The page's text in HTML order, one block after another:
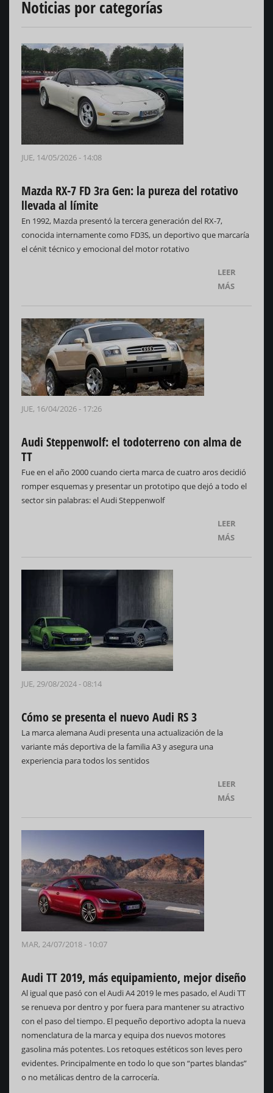
Noticias por categorías
JUE, 14/05/2026 - 14:08
Mazda RX-7 FD 3ra Gen: la pureza del rotativo
llevada al límite
En 1992, Mazda presentó la tercera generación del RX-7,
conocida internamente como FD3S, un deportivo que marcaría
el cénit técnico y emocional del motor rotativo
LEER
MÁS
JUE, 16/04/2026 - 17:26
Audi Steppenwolf: el todoterreno con alma de
TT
Fue en el año 2000 cuando cierta marca de cuatro aros decidió
romper esquemas y presentar un prototipo que dejó a todo el
sector sin palabras: el Audi Steppenwolf
LEER
MÁS
JUE, 29/08/2024 - 08:14
Cómo se presenta el nuevo Audi RS 3
La marca alemana Audi presenta una actualización de la
variante más deportiva de la familia A3 y asegura una
experiencia para todos los sentidos
LEER
MÁS
MAR, 24/07/2018 - 10:07
Audi TT 2019, más equipamiento, mejor diseño
Al igual que pasó con el Audi A4 2019 le mes pasado, el Audi TT
se renueva por dentro y por fuera para mantener su atractivo
con el paso del tiempo. El pequeño deportivo adopta la nueva
nomenclatura de la marca y equipa dos nuevos motores
gasolina más potentes. Los retoques estéticos son leves pero
evidentes. Principalmente en todo lo que son “partes blandas”
o no metálicas dentro de la carrocería.